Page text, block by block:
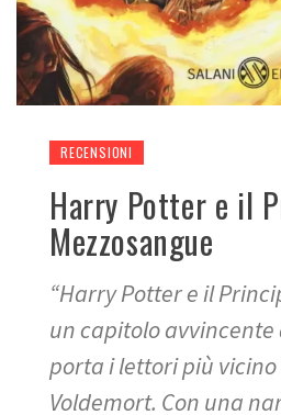
RECENSIONI
Harry Potter e il
Mezzosangue
“Harry Potter e il
un capitolo avvincente
porta i lettori più
Voldemort. Con una